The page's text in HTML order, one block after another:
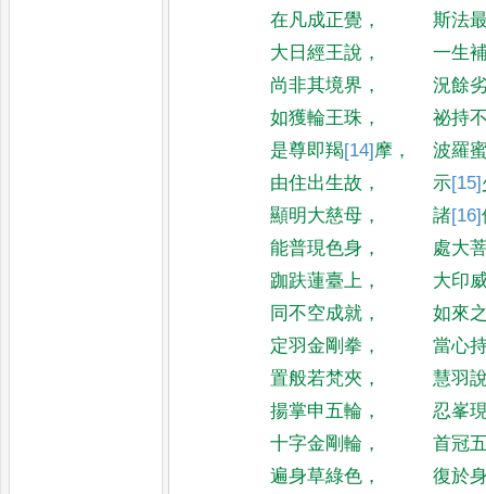
在凡成正覺 ，
斯法
大日經王說 ，
一生
尚非其境界 ，
況餘
如獲輪王珠 ，
祕持
是尊即羯[14] 摩 ，
波羅
由住出生故 ， 示[15]
顯明大慈母 ， 諸[16]
能普現色身 ，
處大
跏趺蓮臺上 ，
大印
同不空成就 ，
如來
定羽金剛拳 ，
當心
置般若梵夾 ，
慧羽
揚掌申五輪 ，
忍峯
十字金剛輪 ，
首冠
遍身草綠色 ，
復於